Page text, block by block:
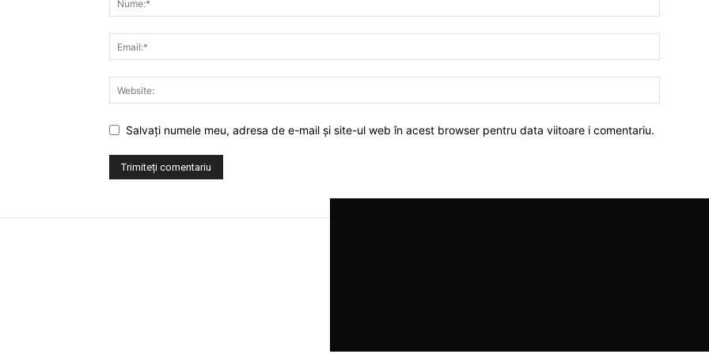
Salvați numele meu, adresa de e-mail și site-ul web în acest browser pentru data viitoare i comentariu.